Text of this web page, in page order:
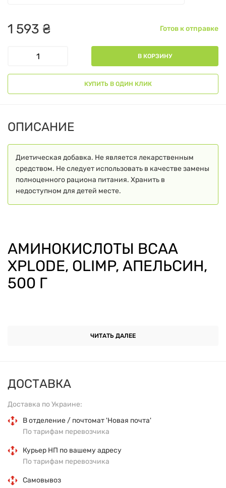
1 593 ₴ Готов к отправке
В КОРЗИНУ
КУПИТЬ В ОДИН КЛИК
ДОСТАВКА
Доставка по Украине:
В отделение / почтомат 'Новая почта'
По тарифам перевозчика
Курьер НП по вашему адресу
По тарифам перевозчика
Самовывоз
ОПИСАНИЕ
Диетическая добавка. Не является лекарственным
средством. Не следует использовать в качестве замены
полноценного рациона питания. Хранить в
недоступном для детей месте.
АМИНОКИСЛОТЫ BCAA
XPLODE, OLIMP, АПЕЛЬСИН,
500 Г
Основные ингредиенты:BCAA (лейцин,
изолейцин, валин) в соотношении 2:1:1, витамины
B6 и B12.
ЧИТАТЬ ДАЛЕЕ